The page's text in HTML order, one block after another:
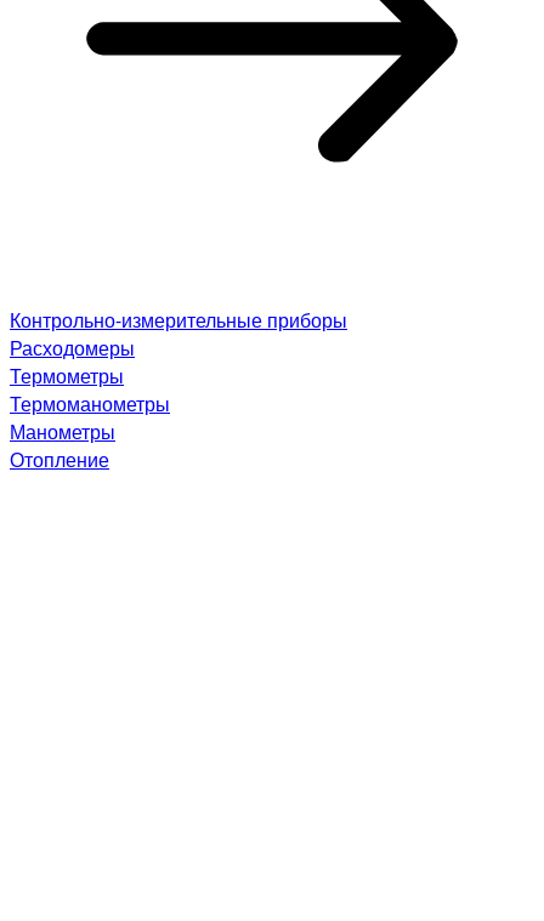
Контрольно-измерительные приборы
Расходомеры
Термометры
Термоманометры
Манометры
Отопление